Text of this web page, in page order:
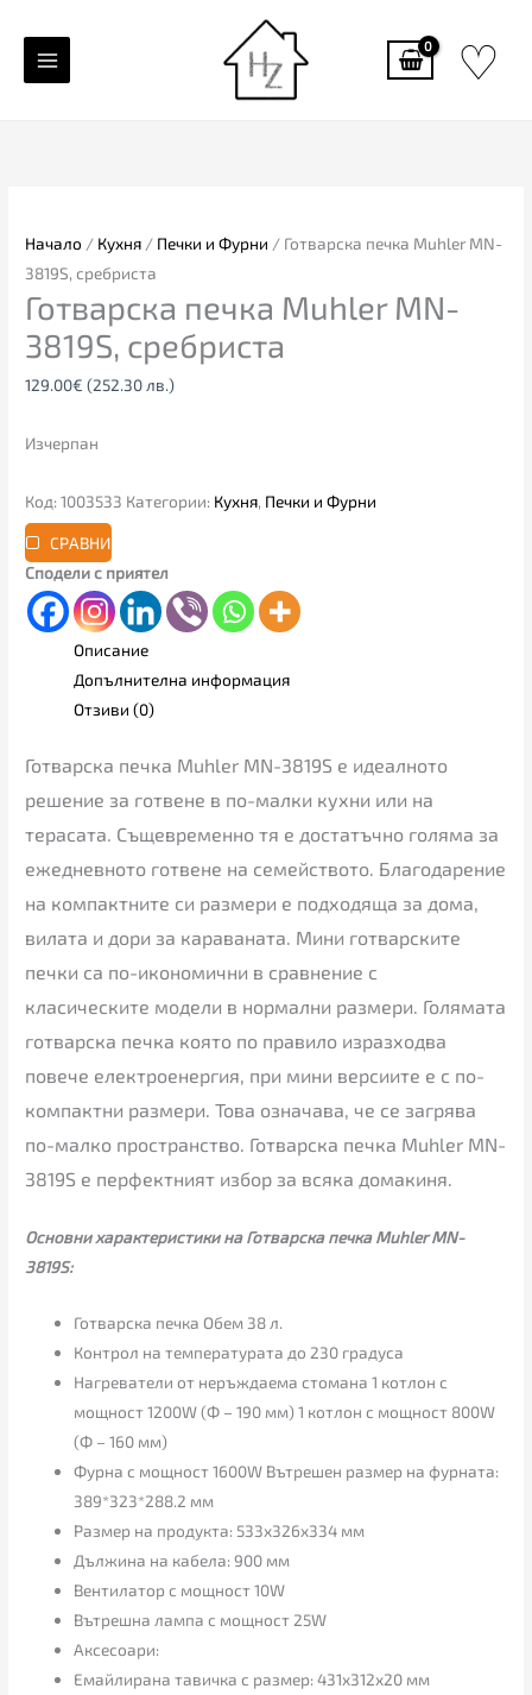
content
♡
Начало / Кухня / Печки и Фурни / Готварска печка Muhler MN-
3819S, сребриста
Готварска печка Muhler MN-
3819S, сребриста
129.00€ (252.30 лв.)
Изчерпан
Код:1003533 Категории: Кухня, Печки и Фурни
СРАВНИ
Сподели с приятел
Описание
Допълнителна информация
Отзиви (0)
Готварска печка Muhler MN-3819S е идеалното
решение за готвене в по-малки кухни или на
терасата. Същевременно тя е достатъчно голяма за
ежедневното готвене на семейството. Благодарение
на компактните си размери е подходяща за дома,
вилата и дори за караваната. Мини готварските
печки са по-икономични в сравнение с
класическите модели в нормални размери. Голямата
готварска печка която по правило изразходва
повече електроенергия, при мини версиите е с по-
компактни размери. Това означава, че се загрява
по-малко пространство. Готварска печка Muhler MN-
3819S е перфектният избор за всяка домакиня.
Основни характеристики на Готварска печка Muhler MN-
3819S:
Готварска печка Обем 38 л.
Контрол на температурата до 230 градуса
Нагреватели от неръждаема стомана 1 котлон с
мощност 1200W (Ф – 190 мм) 1 котлон с мощност 800W
(Ф – 160 мм)
Фурна с мощност 1600W Вътрешен размер на фурната:
389*323*288.2 мм
Размер на продукта: 533х326х334 мм
Дължина на кабела: 900 мм
Вентилатор с мощност 10W
Вътрешна лампа с мощност 25W
Аксесоари:
Емайлирана тавичка с размер: 431х312х20 мм